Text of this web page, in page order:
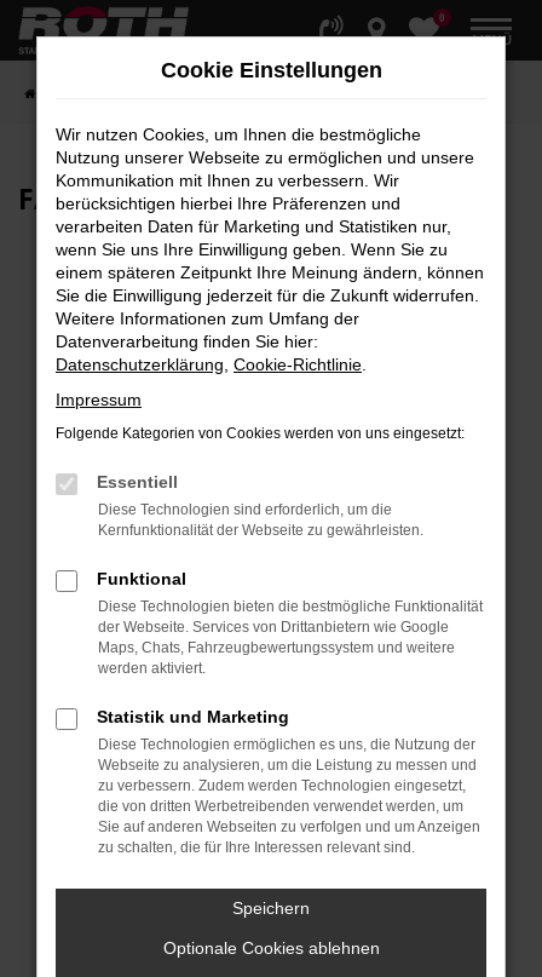
Zum
Hauptinhalt
0
MENÜ
FAHRZEUG-SHOWROOM
Fehler: Network Error
Beim Laden ist ein Fehler aufgetreten.
Hier sind ein paar Tipps, die dir helfen können:
Überprüfe deine Firewall und deine
Laden andere Webseiten, zum Beispiel deine
Suchmaschine?
Prüfe deine Browsererweiterungen.
Manche Erweiterungen, wie Werbeblocker,
können das Laden bestimmter Seiten
verhindern. Funktioniert die Seite in einem
anderen Browser oder in einem privaten
Fenster?
Starte dein Gerät neu.
Das kann manchmal helfen, vorübergehende
Probleme zu beheben.
Stelle sicher, dass dein Browser und dein
Betriebssystem auf dem neuesten Stand
sind.
Sicherheitsrisiko, sondern kann auch dazu
unterstützt werden.
Cookie Einstellungen
Wir nutzen Cookies, um Ihnen die bestmögliche
Nutzung unserer Webseite zu ermöglichen und unsere
Kommunikation mit Ihnen zu verbessern. Wir
berücksichtigen hierbei Ihre Präferenzen und
verarbeiten Daten für Marketing und Statistiken nur,
wenn Sie uns Ihre Einwilligung geben. Wenn Sie zu
einem späteren Zeitpunkt Ihre Meinung ändern, können
Sie die Einwilligung jederzeit für die Zukunft widerrufen.
Weitere Informationen zum Umfang der
Datenverarbeitung finden Sie hier:
Datenschutzerklärung Cookie-Richtlinie
Impressum
Folgende Kategorien von Cookies werden von uns eingesetzt:
Essentiell
Diese Technologien sind erforderlich, um die
Kernfunktionalität der Webseite zu gewährleisten.
Funktional
Diese Technologien bieten die bestmögliche Funktionalität
der Webseite. Services von Drittanbietern wie Google
Maps, Chats, Fahrzeugbewertungssystem und weitere
werden aktiviert.
Statistik und Marketing
Diese Technologien ermöglichen es uns, die Nutzung der
Webseite zu analysieren, um die Leistung zu messen und
zu verbessern. Zudem werden Technologien eingesetzt,
die von dritten Werbetreibenden verwendet werden, um
Sie auf anderen Webseiten zu verfolgen und um Anzeigen
zu schalten, die für Ihre Interessen relevant sind.
Speichern
Optionale Cookies ablehnen